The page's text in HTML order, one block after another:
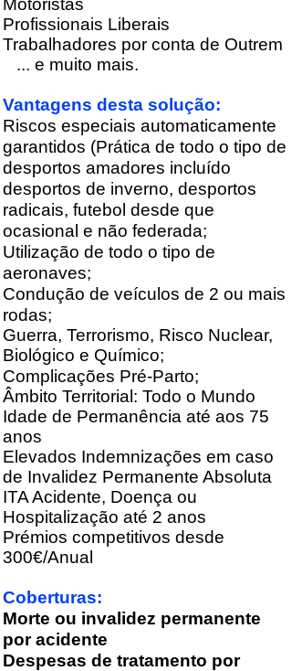
Motoristas
Profissionais Liberais
Trabalhadores por conta de Outrem
... e muito mais.
Vantagens desta solução:
Riscos especiais automaticamente
garantidos (Prática de todo o tipo de
desportos amadores incluído
desportos de inverno, desportos
radicais, futebol desde que
ocasional e não federada;
Utilização de todo o tipo de
aeronaves;
Condução de veículos de 2 ou mais
rodas;
Guerra, Terrorismo, Risco Nuclear,
Biológico e Químico;
Complicações Pré-Parto;
Âmbito Territorial: Todo o Mundo
Idade de Permanência até aos 75
anos
Elevados Indemnizações em caso
de Invalidez Permanente Absoluta
ITA Acidente, Doença ou
Hospitalização até 2 anos
Prémios competitivos desde
300€/Anual
Coberturas:
Morte ou invalidez permanente
por acidente
Despesas de tratamento por